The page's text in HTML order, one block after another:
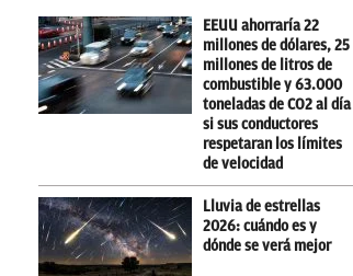
EEUU ahorraría 22
millones de dólares, 25
millones de litros de
combustible y 63.000
toneladas de CO2 al día
si sus conductores
respetaran los límites
de velocidad
Lluvia de estrellas
2026: cuándo es y
dónde se verá mejor